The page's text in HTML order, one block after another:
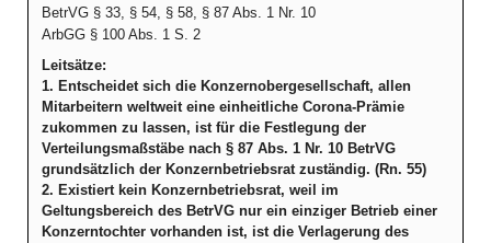
BetrVG § 33, § 54, § 58, § 87 Abs. 1 Nr. 10
ArbGG § 100 Abs. 1 S. 2
Leitsätze:
1. Entscheidet sich die Konzernobergesellschaft, allen
Mitarbeitern weltweit eine einheitliche Corona-Prämie
zukommen zu lassen, ist für die Festlegung der
Verteilungsmaßstäbe nach § 87 Abs. 1 Nr. 10 BetrVG
grundsätzlich der Konzernbetriebsrat zuständig. (Rn. 55)
2. Existiert kein Konzernbetriebsrat, weil im
Geltungsbereich des BetrVG nur ein einziger Betrieb einer
Konzerntochter vorhanden ist, ist die Verlagerung des